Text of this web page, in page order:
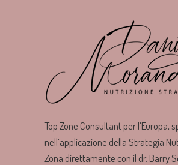
Top Zone Consultant per l’Europa,
nell’applicazione della Strategia
Zona direttamente con il dr. Barry